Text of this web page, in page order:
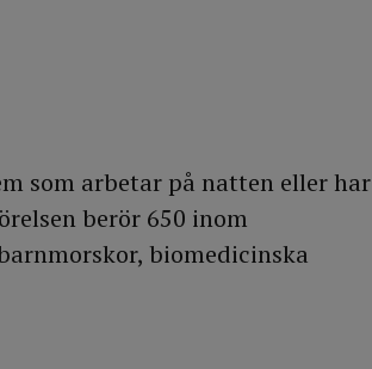
som arbetar på natten eller har
berör 650 inom
biomedicinska